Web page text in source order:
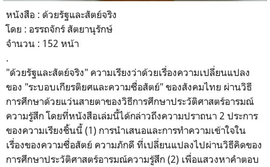
หนังสือ : ด้วยรัฐและสัตย์จริง
โดย : อรรถจักร์ สัตยานุรักษ์
จำนวน : 152 หน้า
.
"ด้วยรัฐและสัตย์จริง" ความเรียงว่าด้วยเรื่องความเปลี่ยนแปลง
ของ "ระบอบเกียรติยศและความซื่อสัตย์" ของสังคมไทย ผ่านวิธี
การศึกษาด้วยแว่นสายตาของวิธีการศึกษาประวัติศาสตร์อารมณ์
ความรู้สึก โดยที่หนังสือเล่มนี้ได้กล่าวถึงความปราถนา 2 ประการ
ของความเรียงชิ้นนี้ (1) การนำเสนอและการทำความเข้าใจใน
เรื่องของความซื่อสัตย์ ความภักดี ที่เปลี่ยนแปลงไปผ่านวิธีคิดของ
การศึกษาประวัติศาสตร์อารมณ์ความรู้สึก (2) เพื่อแสวงหาคำตอบ